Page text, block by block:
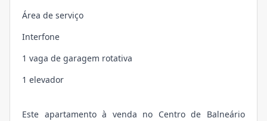
Área de serviço
Interfone
1 vaga de garagem rotativa
1 elevador
Este apartamento à venda no Centro de Balneário